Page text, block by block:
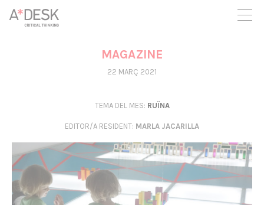
seguim necessitant-te per a poder seguir endavant. Ara pots
participar del projecte i recolzar-lo.
MAGAZINE
22 MARÇ 2021
TEMA DEL MES: RUÏNA
EDITOR/A RESIDENT: MARLA JACARILLA